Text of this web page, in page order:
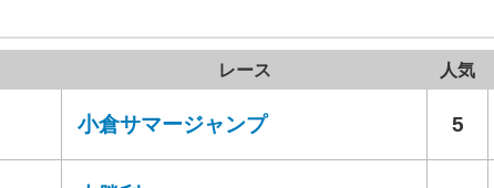
レース 人気
小倉サマージャンプ 5